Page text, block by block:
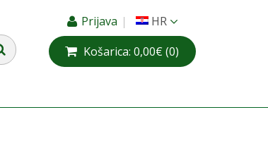
Prijava
HR
Košarica: 0,00€ (0)